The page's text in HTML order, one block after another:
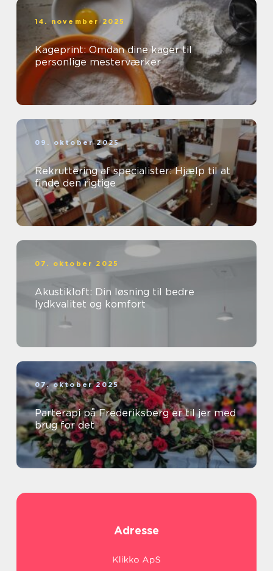
14. november 2025
Kageprint: Omdan dine kager til
personlige mesterværker
09. oktober 2025
Rekruttering af specialister: Hjælp til at
finde den rigtige
07. oktober 2025
Akustikloft: Din løsning til bedre
lydkvalitet og komfort
07. oktober 2025
Parterapi på Frederiksberg er til jer med
brug for det
Adresse